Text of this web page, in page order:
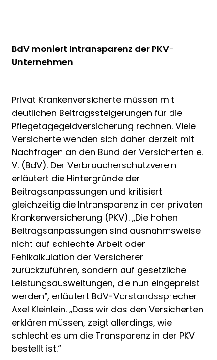
BdV moniert Intransparenz der PKV-
Unternehmen
Privat Krankenversicherte müssen mit
deutlichen Beitragssteigerungen für die
Pflegetagegeldversicherung rechnen. Viele
Versicherte wenden sich daher derzeit mit
Nachfragen an den Bund der Versicherten e.
V. (BdV). Der Verbraucherschutzverein
erläutert die Hintergründe der
Beitragsanpassungen und kritisiert
gleichzeitig die Intransparenz in der privaten
Krankenversicherung (PKV). „Die hohen
Beitragsanpassungen sind ausnahmsweise
nicht auf schlechte Arbeit oder
Fehlkalkulation der Versicherer
zurückzuführen, sondern auf gesetzliche
Leistungsausweitungen, die nun eingepreist
werden“, erläutert BdV-Vorstandssprecher
Axel Kleinlein. „Dass wir das den Versicherten
erklären müssen, zeigt allerdings, wie
schlecht es um die Transparenz in der PKV
bestellt ist.“